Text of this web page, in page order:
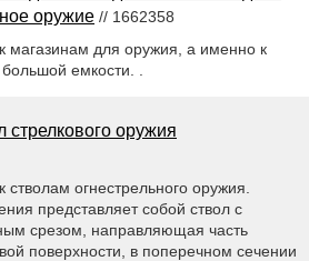
оружие // 1662358
магазинам для оружия, а именно к
емкости. .
стрелкового оружия
стволам огнестрельного оружия.
представляет собой ствол с
срезом, направляющая часть
поверхности, в поперечном сечении